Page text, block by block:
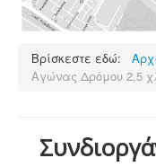
Βρίσκεστε εδώ:
Αγώνας Δρόμου 2,5